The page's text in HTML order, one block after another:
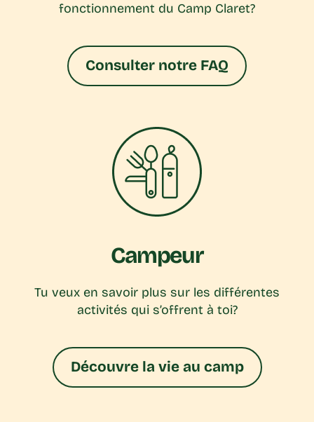
fonctionnement du Camp Claret?
Consulter notre FAQ
Campeur
Tu veux en savoir plus sur les différentes
activités qui s’offrent à toi?
Découvre la vie au camp